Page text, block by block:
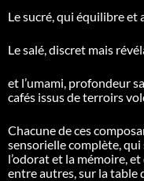
Le sucré, qui équilibre
Le salé, discret mais
et l’umami, profondeur
cafés issus de terroirs
Chacune de ces
sensorielle complète,
l’odorat et la mémoire,
entre autres, sur la table